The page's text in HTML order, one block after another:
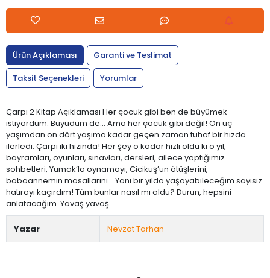
Ürün Açıklaması
Garanti ve Teslimat
Taksit Seçenekleri
Yorumlar
Çarpı 2 Kitap Açıklaması Her çocuk gibi ben de büyümek
istiyordum. Büyüdüm de... Ama her çocuk gibi değil! On üç
yaşımdan on dört yaşıma kadar geçen zaman tuhaf bir hızda
ilerledi: Çarpı iki hızında! Her şey o kadar hızlı oldu ki o yıl,
bayramları, oyunları, sınavları, dersleri, ailece yaptığımız
sohbetleri, Yumak’la oynamayı, Cicikuş’un ötüşlerini,
babaannemin masallarını… Yani bir yılda yaşayabileceğim sayısız
hatırayı kaçırdım! Tüm bunlar nasıl mı oldu? Durun, hepsini
anlatacağım. Yavaş yavaş...
Yazar Nevzat Tarhan